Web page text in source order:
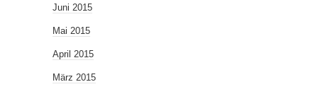
Juni 2015
Mai 2015
April 2015
März 2015